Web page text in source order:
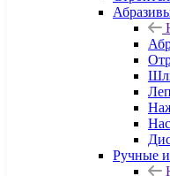
Ручные